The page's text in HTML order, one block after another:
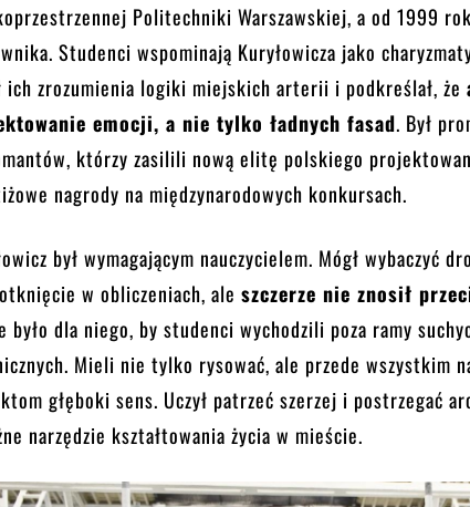
Politechniki Warszawskiej, a od 1999
Studenci wspominają Kuryłowicza jako
ich zrozumienia logiki miejskich arterii i podkreślał, że
emocji, a nie tylko ładnych fasad. Był
którzy zasilili nową elitę polskiego
nagrody na międzynarodowych konkursach.
był wymagającym nauczycielem. Mógł wybaczyć
w obliczeniach, aleszczerze nie znosił
było dla niego, by studenci wychodzili poza ramy
Mieli nie tylko rysować, ale przede wszystkim
głęboki sens. Uczył patrzeć szerzej i postrzegać
narzędzie kształtowania życia w mieście.